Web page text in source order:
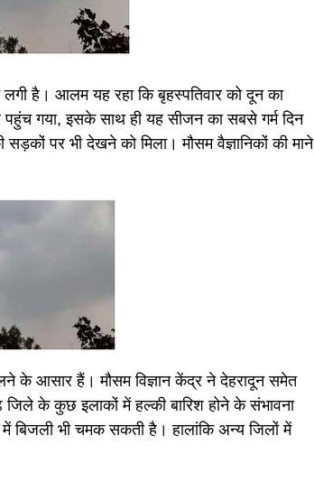
लगी है। आलम यह रहा कि बृहस्पतिवार को दून का
पहुंच गया, इसके साथ ही यह सीजन का सबसे गर्म दिन
पर भी देखने को मिला। मौसम वैज्ञानिकों की माने
के आसार हैं। मौसम विज्ञान केंद्र ने देहरादून समेत
जिले के कुछ इलाकों में हल्की बारिश होने के संभावना
बिजली भी चमक सकती है। हालांकि अन्य जिलों में